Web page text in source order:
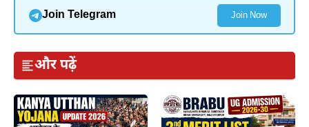
Join Telegram Join Now
और पढ़ें